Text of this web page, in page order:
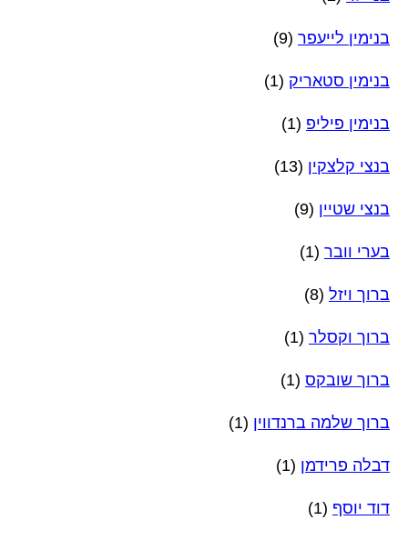
בנימין לייעפר (9)
בנימין סטאריק (1)
בנימין פיליפ (1)
בנצי קלצקין (13)
בנצי שטיין (9)
בערי וובר (1)
ברוך ויזל (8)
ברוך וקסלר (1)
ברוך שובקס (1)
ברוך שלמה ברנדווין (1)
דבלה פרידמן (1)
דוד יוסף (1)